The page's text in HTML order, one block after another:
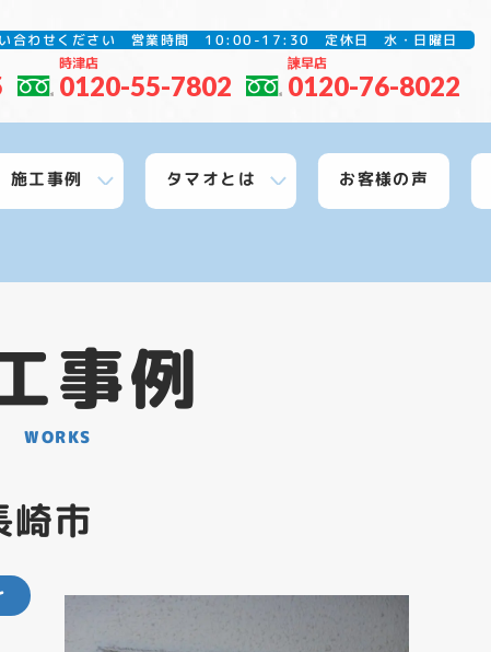
合わせください 営業時間 10:00-17:30 定休日 水・日曜日
時津店
0120-55-7802
諫早店
0120-76-8022
施工事例 タマオとは お客様の声
事例
WORKS
市